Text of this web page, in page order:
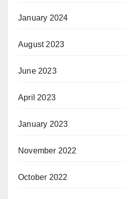
January 2024
August 2023
June 2023
April 2023
January 2023
November 2022
October 2022